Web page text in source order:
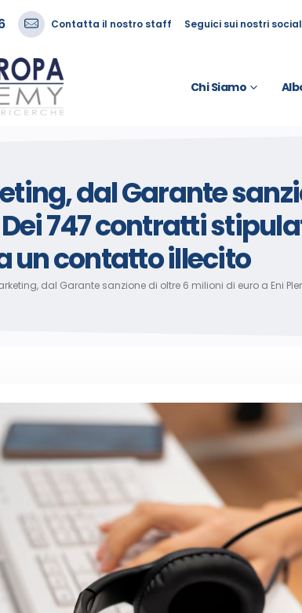
Contatta il nostro staff Seguici sui nostri
Chi Siamo
dal Garante
747 contratti
un contatto illecito
dal Garante sanzione di oltre 6 milioni di euro a Eni